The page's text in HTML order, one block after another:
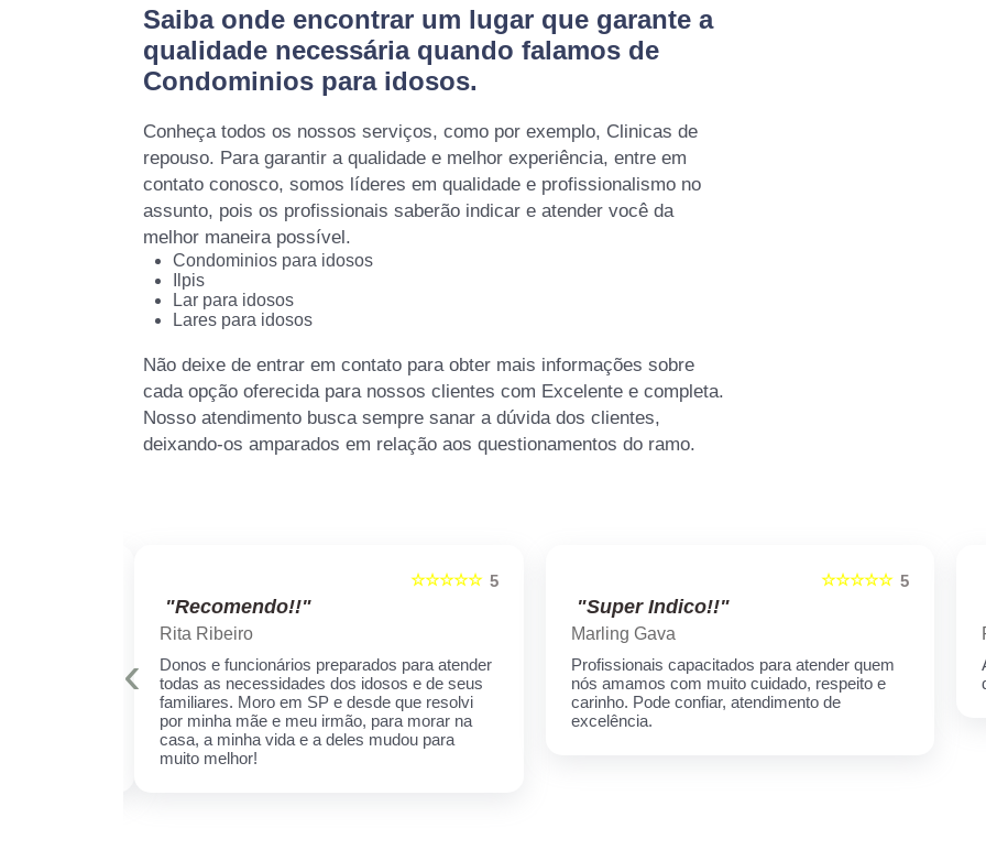
Saiba onde encontrar um lugar que garante a
qualidade necessária quando falamos de
Condominios para idosos.
Conheça todos os nossos serviços, como por exemplo, Clinicas de
repouso. Para garantir a qualidade e melhor experiência, entre em
contato conosco, somos líderes em qualidade e profissionalismo no
assunto, pois os profissionais saberão indicar e atender você da
melhor maneira possível.
Condominios para idosos
Ilpis
Lar para idosos
Lares para idosos
Não deixe de entrar em contato para obter mais informações sobre
cada opção oferecida para nossos clientes com Excelente e completa.
Nosso atendimento busca sempre sanar a dúvida dos clientes,
deixando-os amparados em relação aos questionamentos do ramo.
5
☆☆☆☆☆
"Recomendo!!"
Rita Ribeiro
Donos e funcionários preparados para atender
todas as necessidades dos idosos e de seus
familiares. Moro em SP e desde que resolvi
por minha mãe e meu irmão, para morar na
casa, a minha vida e a deles mudou para
muito melhor!
5
☆☆☆☆☆
"Super Indico!!"
Marling Gava
Profissionais capacitados para atender quem
nós amamos com muito cuidado, respeito e
carinho. Pode confiar, atendimento de
excelência.
‹